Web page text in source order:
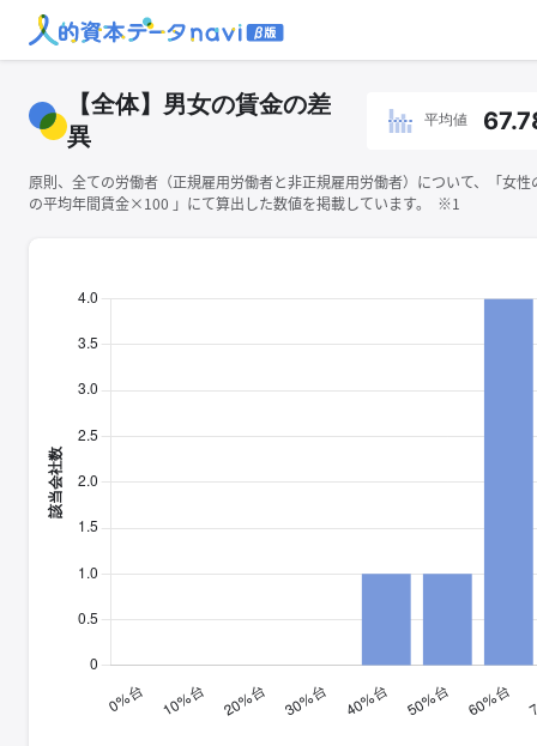
【全体】男女の賃金の差
異
平均値
原則、全ての労働者（正規雇用労働者と非正規雇用労働者）について、「女
の平均年間賃金×100 」にて算出した数値を掲載しています。 ※1